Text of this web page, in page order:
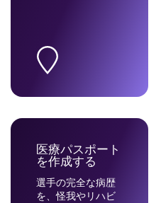
医療パスポート
を作成する
選手の完全な病歴
を、怪我やリハビ